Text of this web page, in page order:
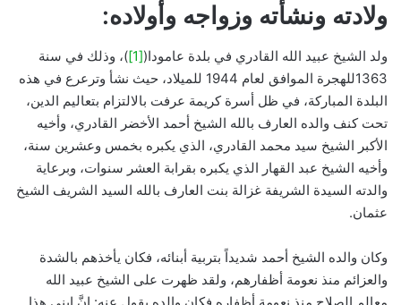
ولادته ونشأته وزواجه وأولاده:
ولد الشيخ عبيد الله القادري في بلدة عامودا([1]
)، وذلك في سنة
1363للهجرة الموافق لعام 1944 للميلاد، حيث نشأ وترعرع في هذه
البلدة المباركة، في ظل أسرة كريمة عرفت بالالتزام بتعاليم الدين،
تحت كنف والده العارف بالله الشيخ أحمد الأخضر القادري، وأخيه
الأكبر الشيخ سيد محمد القادري، الذي يكبره بخمس وعشرين سنة،
وأخيه الشيخ عبد القهار الذي يكبره بقرابة العشر سنوات، وبرعاية
والدته السيدة الشريفة غزالة بنت العارف بالله السيد الشريف الشيخ
عثمان.
وكان والده الشيخ أحمد شديداً بتربية أبنائه، فكان يأخذهم بالشدة
والعزائم منذ نعومة أظفارهم، ولقد ظهرت على الشيخ عبيد الله